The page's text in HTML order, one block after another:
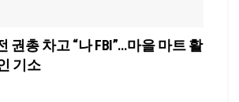
권총 차고 “나 FBI”…마을 마트 활
기소